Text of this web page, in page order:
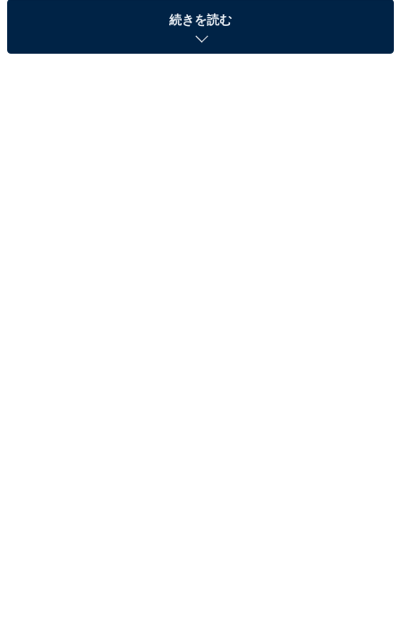
※情報は執筆時点のものです
続きを読む